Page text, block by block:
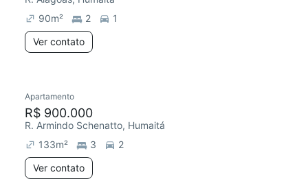
90m² 2
1
Ver contato
Apartamento
R$ 900.000
R. Armindo Schenatto, Humaitá
133m² 3
2
Ver contato